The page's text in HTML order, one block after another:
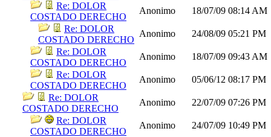
Re: DOLOR
COSTADO DERECHO
Anonimo 18/07/09 08:14 AM
Re: DOLOR
COSTADO DERECHO
Anonimo 24/08/09 05:21 PM
Re: DOLOR
COSTADO DERECHO
Anonimo 18/07/09 09:43 AM
Re: DOLOR
COSTADO DERECHO
Anonimo 05/06/12 08:17 PM
Re: DOLOR
COSTADO DERECHO
Anonimo 22/07/09 07:26 PM
Re: DOLOR
COSTADO DERECHO
Anonimo 24/07/09 10:49 PM